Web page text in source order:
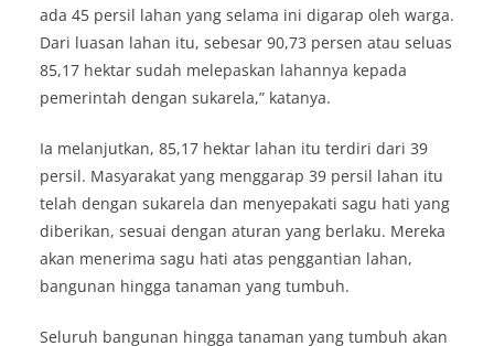
ada 45 persil lahan yang selama ini digarap oleh warga.
Dari luasan lahan itu, sebesar 90,73 persen atau seluas
85,17 hektar sudah melepaskan lahannya kepada
pemerintah dengan sukarela,” katanya.
Ia melanjutkan, 85,17 hektar lahan itu terdiri dari 39
persil. Masyarakat yang menggarap 39 persil lahan itu
telah dengan sukarela dan menyepakati sagu hati yang
diberikan, sesuai dengan aturan yang berlaku. Mereka
akan menerima sagu hati atas penggantian lahan,
bangunan hingga tanaman yang tumbuh.
Seluruh bangunan hingga tanaman yang tumbuh akan